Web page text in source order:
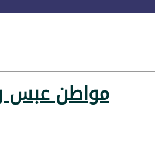
مواطن عبس